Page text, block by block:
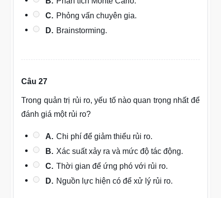
C. Phỏng vấn chuyên gia.
D. Brainstorming.
Câu 27
Trong quản trị rủi ro, yếu tố nào quan trọng nhất để
đánh giá một rủi ro?
A. Chi phí để giảm thiểu rủi ro.
B. Xác suất xảy ra và mức độ tác động.
C. Thời gian để ứng phó với rủi ro.
D. Nguồn lực hiện có để xử lý rủi ro.